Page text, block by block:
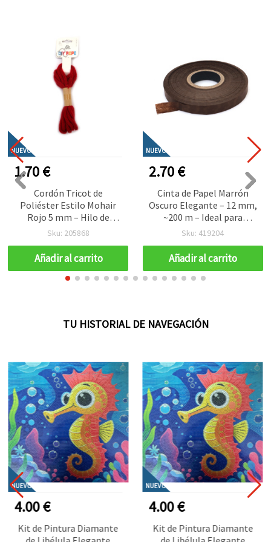
NUEVO
1.70 €
Cordón Tricot de
Poliéster Estilo Mohair
Rojo 5 mm – Hilo de
Manualidades Peluche,
Rollo ~2,7 m
Sku: 205868
Añadir al carrito
NUEVO
2.70 €
Cinta de Papel Marrón
Oscuro Elegante – 12 mm,
~200 m – Ideal para
Envolver Regalos
Natural de Manualidades y
Scrapbooking
Sku: 419204
Añadir al carrito
TU HISTORIAL DE NAVEGACIÓN
NUEVO
4.00 €
Kit de Pintura Diamante
NUEVO
4.00 €
Kit de Pintura Diamante